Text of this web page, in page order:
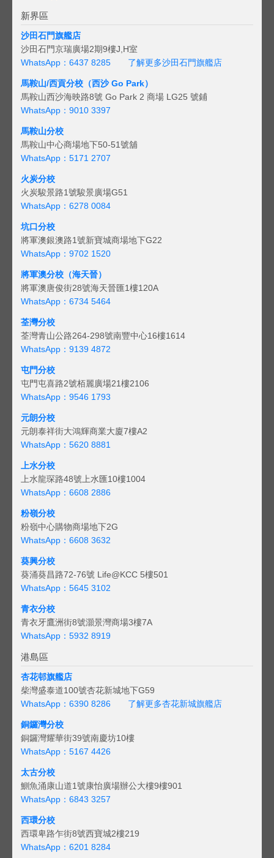
新界區
沙田石門旗艦店
沙田石門京瑞廣場2期9樓J,H室
WhatsApp：6437 8285
了解更多沙田石門旗艦店
馬鞍山/西貢分校（西沙 Go Park）
馬鞍山西沙海映路8號 Go Park 2 商場 LG25 號鋪
WhatsApp：9010 3397
馬鞍山分校
馬鞍山中心商場地下50-51號舖
WhatsApp：5171 2707
火炭分校
火炭駿景路1號駿景廣場G51
WhatsApp：6278 0084
坑口分校
將軍澳銀澳路1號新寶城商場地下G22
WhatsApp：9702 1520
將軍澳分校（海天晉）
將軍澳唐俊街28號海天晉匯1樓120A
WhatsApp：6734 5464
荃灣分校
荃灣青山公路264-298號南豐中心16樓1614
WhatsApp：9139 4872
屯門分校
屯門屯喜路2號栢麗廣場21樓2106
WhatsApp：9546 1793
元朗分校
元朗泰祥街大鴻輝商業大廈7樓A2
WhatsApp：5620 8881
上水分校
上水龍琛路48號上水匯10樓1004
WhatsApp：6608 2886
粉嶺分校
粉嶺中心購物商場地下2G
WhatsApp：6608 3632
葵興分校
葵涌葵昌路72-76號 Life@KCC 5樓501
WhatsApp：5645 3102
青衣分校
青衣牙鷹洲街8號灝景灣商場3樓7A
WhatsApp：5932 8919
港島區
杏花邨旗艦店
柴灣盛泰道100號杏花新城地下G59
WhatsApp：6390 8286
了解更多杏花新城旗艦店
銅鑼灣分校
銅鑼灣耀華街39號南慶坊10樓
WhatsApp：5167 4426
太古分校
鰂魚涌康山道1號康怡廣場辦公大樓9樓901
WhatsApp：6843 3257
西環分校
西環卑路乍街8號西寶城2樓219
WhatsApp：6201 8284